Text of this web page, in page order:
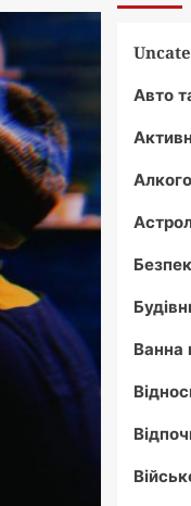
Авто
Ванна